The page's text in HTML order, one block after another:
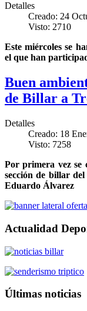
Detalles
Creado: 24
Visto: 2710
Este miércoles se
el que han
Buen
de Billar a
Detalles
Creado: 18
Visto: 7258
Por primera vez se
sección de billar
Eduardo Álvarez
Actualidad
Últimas noticias